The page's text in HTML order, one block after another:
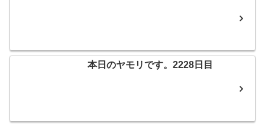
本日のヤモリです。2228日目